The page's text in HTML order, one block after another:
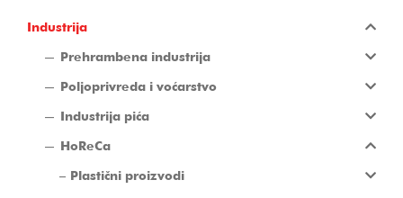
Industrija
Prehrambena industrija
Poljoprivreda i voćarstvo
Industrija pića
HoReCa
Plastični proizvodi